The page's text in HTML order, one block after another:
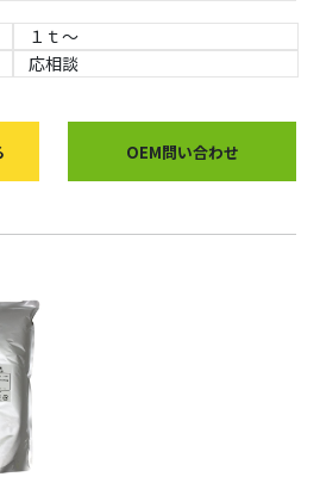
１ｔ～
応相談
OEM問い合わせ